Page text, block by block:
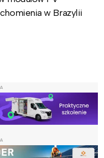
w Brazylii